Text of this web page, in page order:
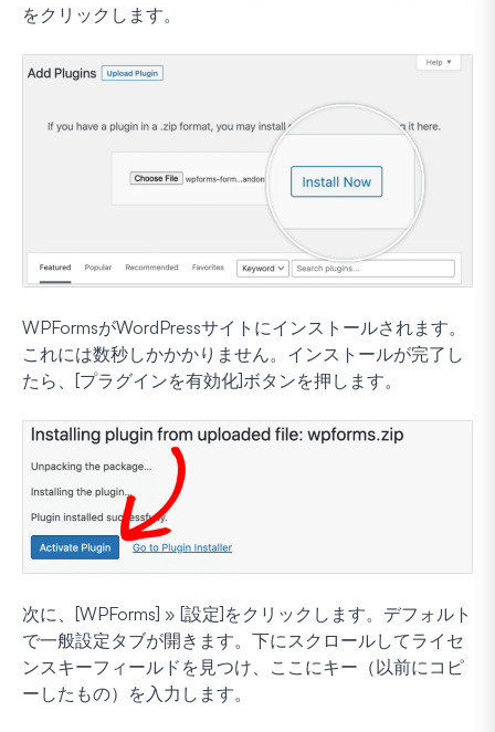
をクリックします。
WPFormsがWordPressサイトにインストールされます。
これには数秒しかかかりません。インストールが完了し
たら、[プラグインを有効化]ボタンを押します。
次に、[WPForms] » [設定]をクリックします。デフォルト
で一般設定タブが開きます。下にスクロールしてライセ
ンスキーフィールドを見つけ、ここにキー（以前にコピ
ーしたもの）を入力します。